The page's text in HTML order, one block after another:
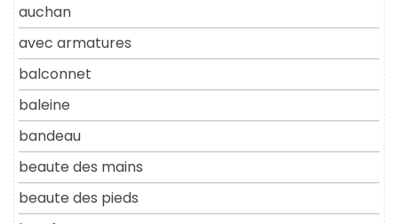
auchan
avec armatures
balconnet
baleine
bandeau
beaute des mains
beaute des pieds